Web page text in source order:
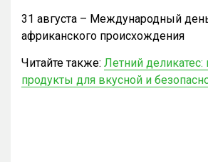
31 августа – Международный
африканского происхождения
Читайте также: Летний деликатес:
продукты для вкусной и